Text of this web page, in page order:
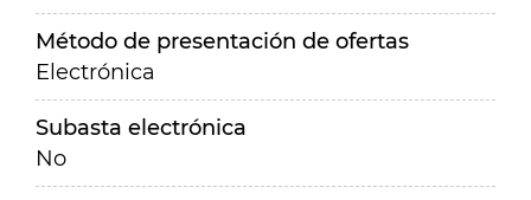
Método de presentación de ofertas
Electrónica
Subasta electrónica
No